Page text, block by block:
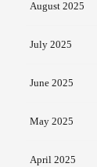
August 2025
July 2025
June 2025
May 2025
April 2025